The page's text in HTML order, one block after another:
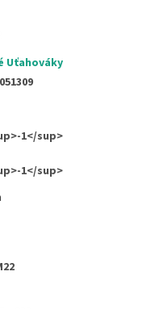
Uťahováky
1</sup>
1</sup>